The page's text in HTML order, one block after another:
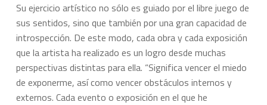
Su ejercicio artístico no sólo es guiado por el libre juego de
sus sentidos, sino que también por una gran capacidad de
introspección. De este modo, cada obra y cada exposición
que la artista ha realizado es un logro desde muchas
perspectivas distintas para ella. “Significa vencer el miedo
de exponerme, así como vencer obstáculos internos y
externos. Cada evento o exposición en el que he